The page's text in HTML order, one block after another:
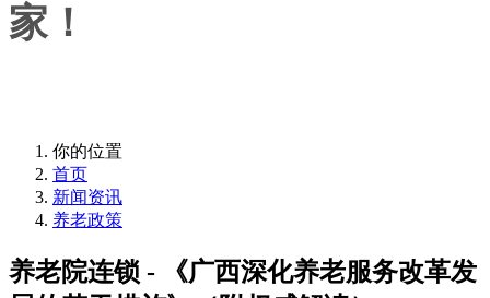
家！
你的位置
首页
新闻资讯
养老政策
养老院连锁 - 《广西深化养老服务改革发